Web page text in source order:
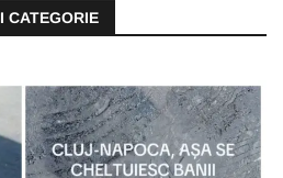
CATEGORIE